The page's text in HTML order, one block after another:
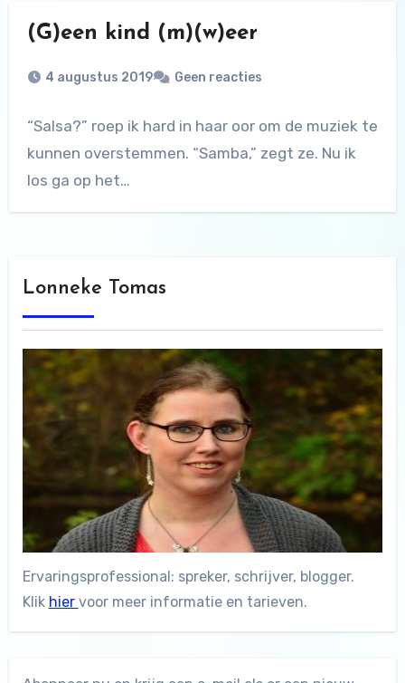
(G)een kind (m)(w)eer
4 augustus 2019 Geen reacties
“Salsa?” roep ik hard in haar oor om de muziek te
kunnen overstemmen. “Samba,” zegt ze. Nu ik
los ga op het…
Lonneke Tomas
Ervaringsprofessional: spreker, schrijver, blogger.
Klik hier voor meer informatie en tarieven.